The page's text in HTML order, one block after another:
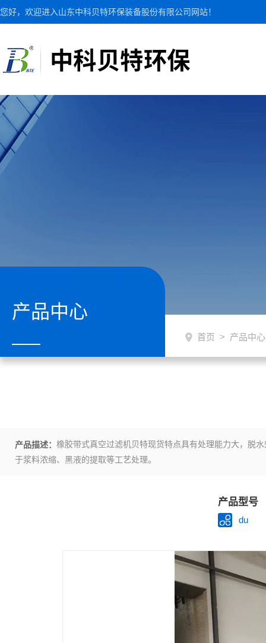
您好，欢迎进入山东中科贝特环保装备股份有限公司网站！
产品中心
首页 > 产品中心
产品描述： 橡胶带式真空过滤机贝特现货特点具有处理能力大，脱
于浆料浓缩、黑液的提取等工艺处理。
产品型号
du